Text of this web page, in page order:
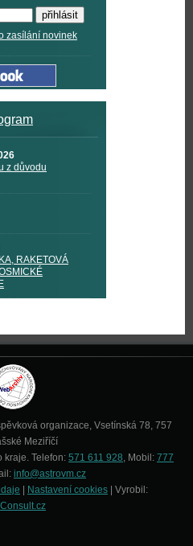
zasílání novinek
z důvodu
RAKETOVÁ
organizace, Vsetínská 78, 757
Meziříčí
kraje. Telefon: 571 611 928, Mobil: 777
info@astrovm.cz
Nastavení cookies | Vyrobil: